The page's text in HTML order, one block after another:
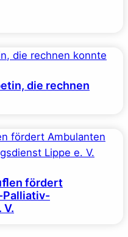
die rechnen
fördert
Palliativ-
V.